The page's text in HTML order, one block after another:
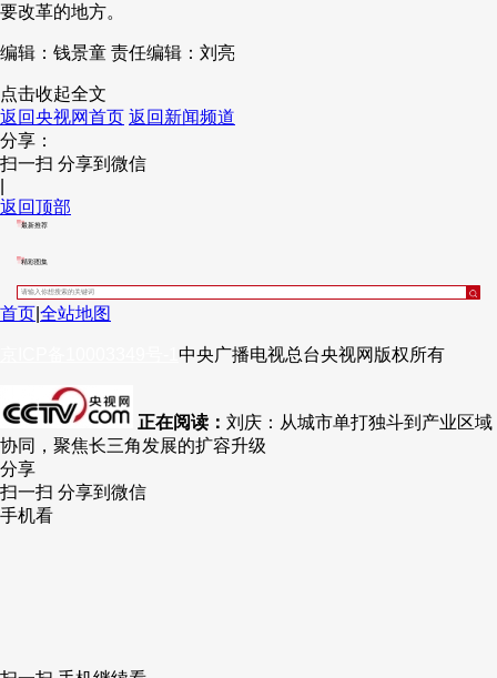
要改革的地方。
编辑：钱景童 责任编辑：刘亮
点击收起全文
返回央视网首页 返回新闻频道
分享：
扫一扫 分享到微信
返回顶部
最新推荐
精彩图集
首页 全站地图
中央广播电视总台央视网 版权所有
正在阅读： 刘庆：从城市单打独斗到产业区域
协同，聚焦长三角发展的扩容升级
分享
扫一扫 分享到微信
手机看